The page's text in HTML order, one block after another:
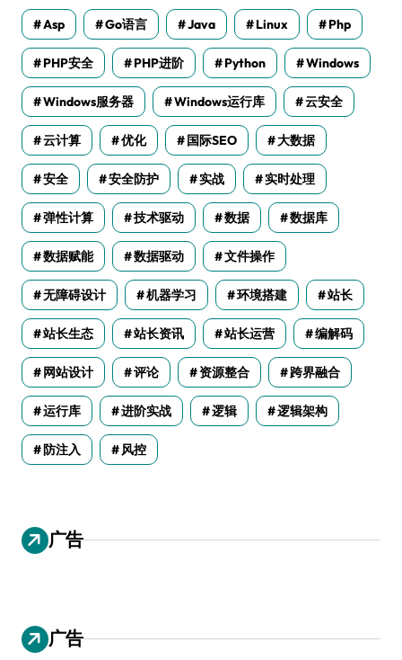
Asp Go语言 Java Linux Php
PHP安全 PHP进阶 Python Windows
Windows服务器 Windows运行库 云安全
云计算 优化 国际SEO 大数据
安全 安全防护 实战 实时处理
弹性计算 技术驱动 数据 数据库
数据赋能 数据驱动 文件操作
无障碍设计 机器学习 环境搭建 站长
站长生态 站长资讯 站长运营 编解码
网站设计 评论 资源整合 跨界融合
运行库 进阶实战 逻辑 逻辑架构
防注入 风控
广告
广告